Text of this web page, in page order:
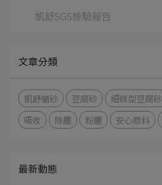
凱舒SGS檢驗報告
文章分類
凱舒貓砂 豆腐砂 細條型豆腐砂
吸收
除塵 粉塵 安心原料
最新動態